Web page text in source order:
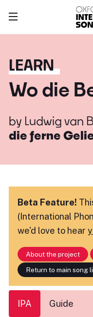
LEARN
Wo die
by Ludwig van
die ferne
Beta Feature!
(International
we'd love to hear
About the project
Return to main song
IPA Guide